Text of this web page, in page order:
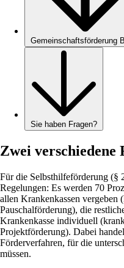
Gemeinschaftsförderung
Sie haben Fragen?
Zwei
Für die Selbsthilfeförderung (§
Regelungen: Es werden 70
allen Krankenkassen vergeben
Pauschalförderung), die
Krankenkasse individuell
Projektförderung). Dabei
Förderverfahren, für die
müssen.